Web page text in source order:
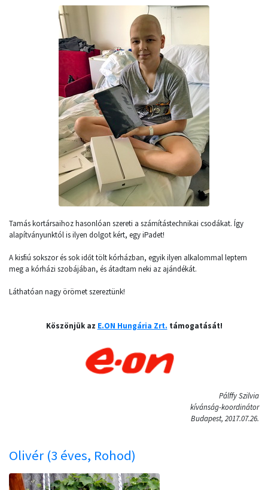
Tamás kortársaihoz hasonlóan szereti a számítástechnikai csodákat. Így
alapítványunktól is ilyen dolgot kért, egy iPadet!
A kisfiú sokszor és sok időt tölt kórházban, egyik ilyen alkalommal leptem
meg a kórházi szobájában, és átadtam neki az ajándékát.
Láthatóan nagy örömet szereztünk!
Köszönjük az E.ON Hungária Zrt. támogatását!
Pálffy Szilvia
kívánság-koordinátor
Budapest, 2017.07.26.
Olivér (3 éves, Rohod)